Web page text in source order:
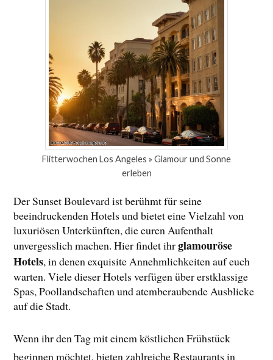
Flitterwochen Los Angeles » Glamour und Sonne
erleben
Der Sunset Boulevard ist berühmt für seine
beeindruckenden Hotels und bietet eine Vielzahl von
luxuriösen Unterkünften, die euren Aufenthalt
unvergesslich machen. Hier findet ihrglamouröse
Hotels, in denen exquisite Annehmlichkeiten auf euch
warten. Viele dieser Hotels verfügen über erstklassige
Spas, Poollandschaften und atemberaubende Ausblicke
auf die Stadt.
Wenn ihr den Tag mit einem köstlichen Frühstück
beginnen möchtet, bieten zahlreiche Restaurants in